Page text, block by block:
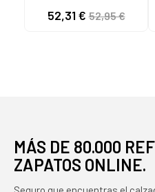
262255-B164 URBANA
52,31 €52,95 €
MÁS DE 80.000
ZAPATOS ONLINE.